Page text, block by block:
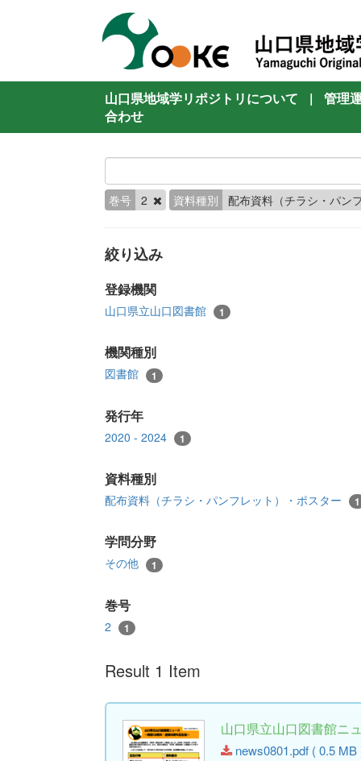
山口県地域学リポジトリについて |
管理
合わせ
巻号 2 資料種別 配布資料（チラシ・パン
絞り込み
登録機関
山口県立山口図書館 1
機関種別
図書館 1
発行年
2020 - 2024 1
資料種別
配布資料（チラシ・パンフレット）・ポスター 1
学問分野
その他 1
巻号
2 1
Result 1 Item
山口県立山口図書館ニ
news0801.pdf ( 0.5 MB